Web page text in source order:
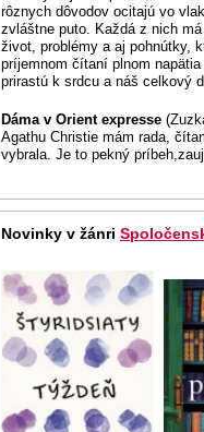
rôznych dôvodov ocitajú vo
zvláštne puto. Každá z nich
život, problémy a aj pohnútky,
príjemnom čítaní plnom
prirastú k srdcu a náš celkový
Dáma v Orient expresse
Agathu Christie mám rada,
vybrala. Je to pekný
Novinky v žánri